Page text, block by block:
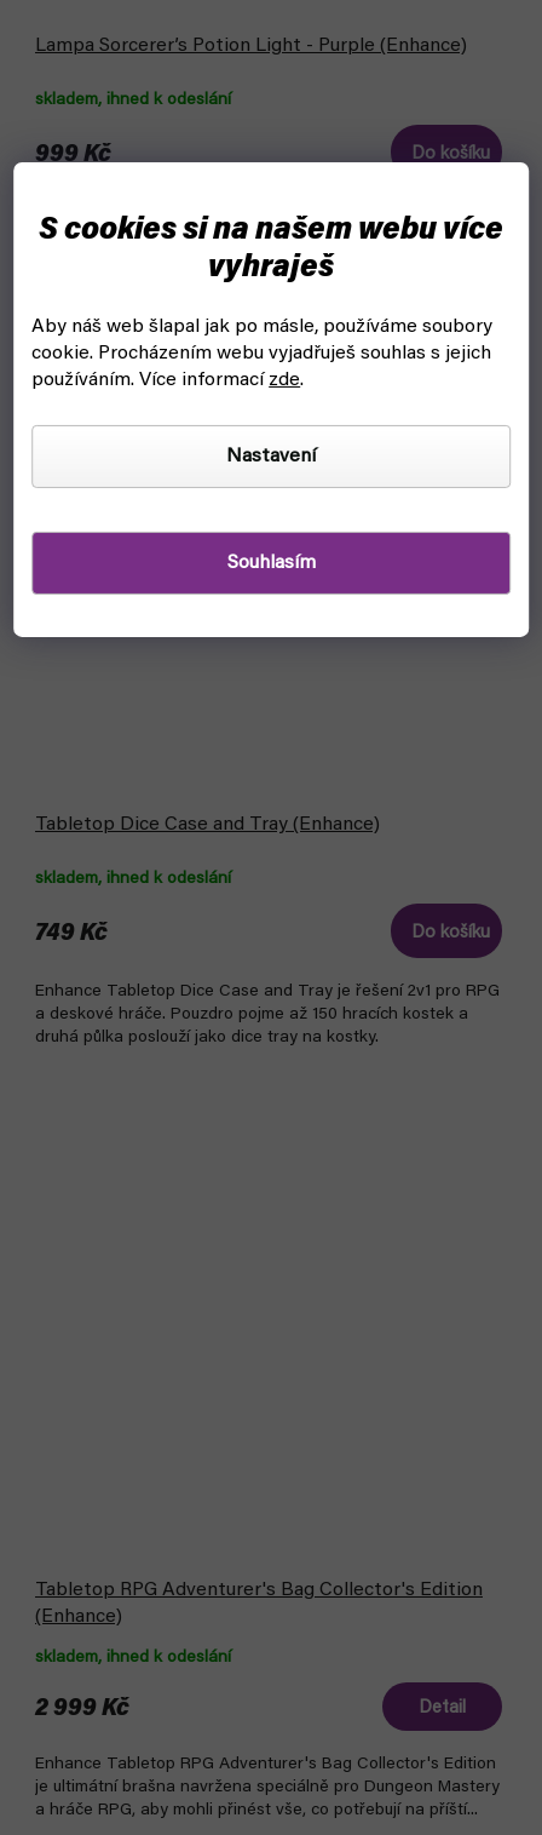
S cookies si na našem webu více
vyhraješ
Aby náš web šlapal jak po másle, používáme soubory
cookie. Procházením webu vyjadřuješ souhlas s jejich
používáním. Více informací zde.
Nastavení
Souhlasím
Lampa Sorcerer’s Potion Light - Purple (Enhance)
skladem, ihned k odeslání
999 Kč Do košíku
Pohleď na Čarodějův lektvar světla. Enhance Sorcerer’s
Potion Light Purple je dokonalé herní vylepšení pro hráče u
Tabletop Dice Case and Tray (Enhance)
skladem, ihned k odeslání
749 Kč Do košíku
Enhance Tabletop Dice Case and Tray je řešení 2v1 pro RPG
a deskové hráče. Pouzdro pojme až 150 hracích kostek a
druhá půlka poslouží jako dice tray na kostky.
Tabletop RPG Adventurer's Bag Collector's Edition
(Enhance)
skladem, ihned k odeslání
2 999 Kč Detail
Enhance Tabletop RPG Adventurer's Bag Collector's Edition
je ultimátní brašna navržena speciálně pro Dungeon Mastery
a hráče RPG, aby mohli přinést vše, co potřebují na příští...